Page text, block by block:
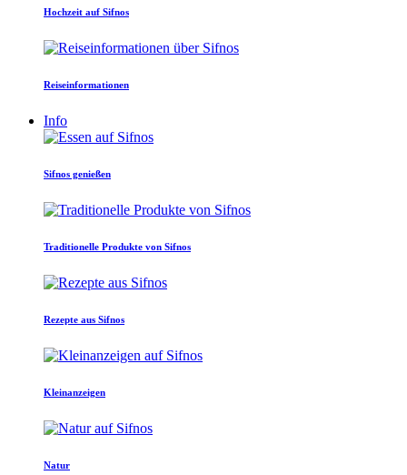
Hochzeit auf Sifnos
Reiseinformationen
Info
Sifnos genießen
Traditionelle Produkte von Sifnos
Rezepte aus Sifnos
Kleinanzeigen
Natur